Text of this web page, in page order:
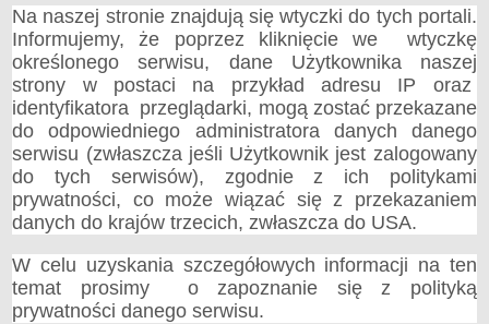
Na naszej stronie znajdują się wtyczki do tych portali.
Informujemy, że poprzez kliknięcie we wtyczkę
określonego serwisu, dane Użytkownika naszej
strony w postaci na przykład adresu IP oraz
identyfikatora przeglądarki, mogą zostać przekazane
do odpowiedniego administratora danych danego
serwisu (zwłaszcza jeśli Użytkownik jest zalogowany
do tych serwisów), zgodnie z ich politykami
prywatności, co może wiązać się z przekazaniem
danych do krajów trzecich, zwłaszcza do USA.
W celu uzyskania szczegółowych informacji na ten
temat prosimy o zapoznanie się z polityką
prywatności danego serwisu.